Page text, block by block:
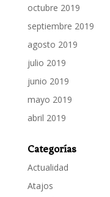
octubre 2019
septiembre 2019
agosto 2019
julio 2019
junio 2019
mayo 2019
abril 2019
Categorías
Actualidad
Atajos